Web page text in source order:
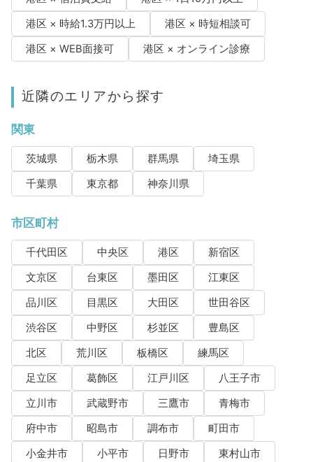
港区 × 時給1.3万円以上
港区 × 時短相談可
港区 × WEB面接可
港区 × オンライン診療
近隣のエリアから探す
関東
茨城県 栃木県 群馬県
埼玉県
千葉県
東京都 神奈川県
市区町村
千代田区 中央区 港区
新宿区
文京区
台東区 墨田区
江東区
品川区
目黒区 大田区
世田谷区
渋谷区
中野区 杉並区
豊島区
北区
荒川区 板橋区
練馬区
足立区
葛飾区 江戸川区
八王子市
立川市
武蔵野市 三鷹市
青梅市
府中市
昭島市 調布市
町田市
小金井市
小平市 日野市
東村山市